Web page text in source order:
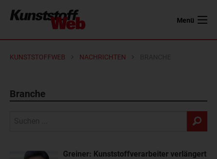
Menü
KUNSTSTOFFWEB NACHRICHTEN
Branche
Greiner: Kunststoffverarbeiter verlängert